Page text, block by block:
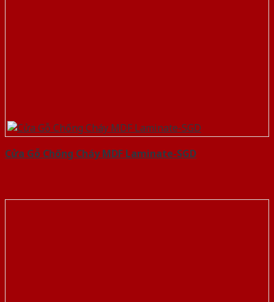
Cửa Gỗ Chống Cháy MDF Laminate-SGD